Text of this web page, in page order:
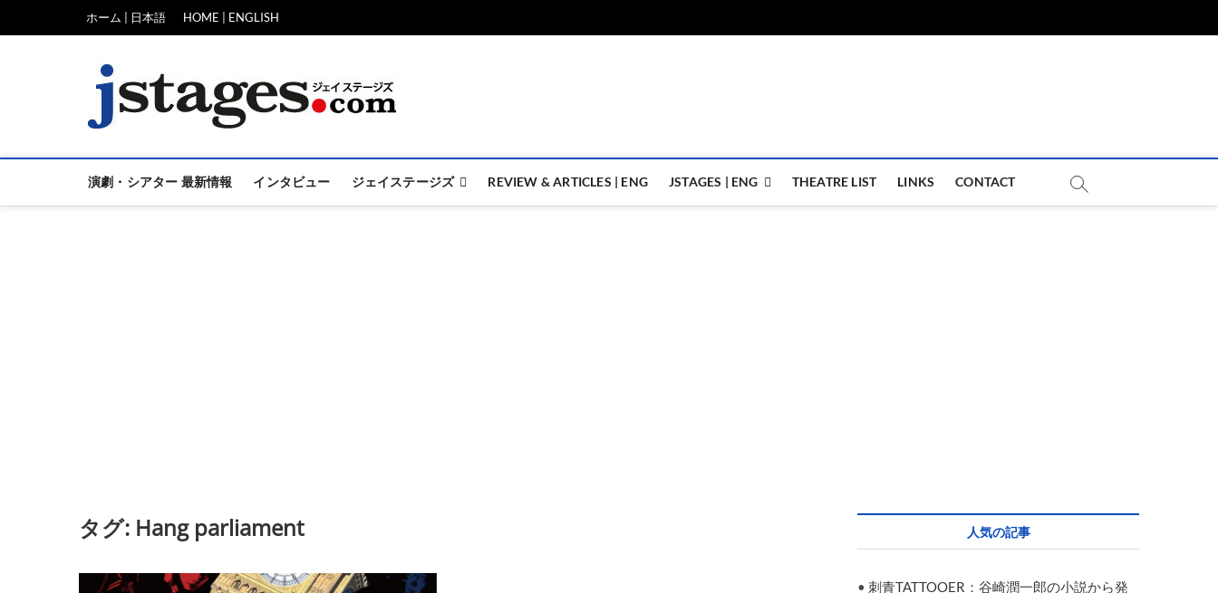
ホーム | 日本語 HOME | ENGLISH
演劇・シアター 最新情報 インタビュー ジェイステージズ REVIEW & ARTICLES | ENG JSTAGES | ENG THEATRE LIST LINKS CONTACT
タグ: Hang parliament 人気の記事
• 刺青TATTOOER：谷崎潤一郎の小説から発